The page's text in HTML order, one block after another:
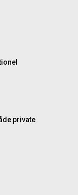
private